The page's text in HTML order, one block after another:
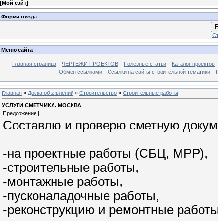
[Мой сайт]
Форма входа
Меню сайта
Главная страница ЧЕРТЕЖИ ПРОЕКТОВ Полезные статьи
Каталог проектов
Обмен ссылками
Ссылки на сайты строительной тематики
Главная » Доска объявлений » Строительство » Строительные работы
УСЛУГИ СМЕТЧИКА. МОСКВА
Предложение |
Составлю и проверю сметную
-на проектные работы (СБЦ, МРР),
-строительные работы,
-монтажные работы,
-пусконаладочные работы,
-реконструкцию и ремонтные